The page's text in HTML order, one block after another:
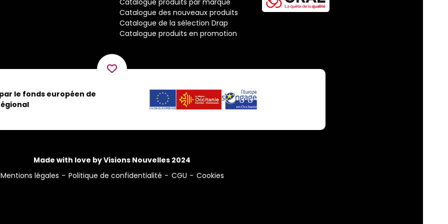
Catalogue produits par marque
Catalogue des nouveaux produits
Catalogue de la sélection Drap
Catalogue produits en promotion
le fonds européen de
Made with love by Visions Nouvelles 2024
Mentions légales
Politique de confidentialité CGU Cookies